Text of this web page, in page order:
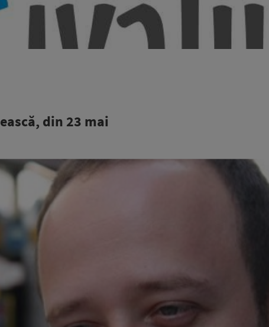
din 23 mai